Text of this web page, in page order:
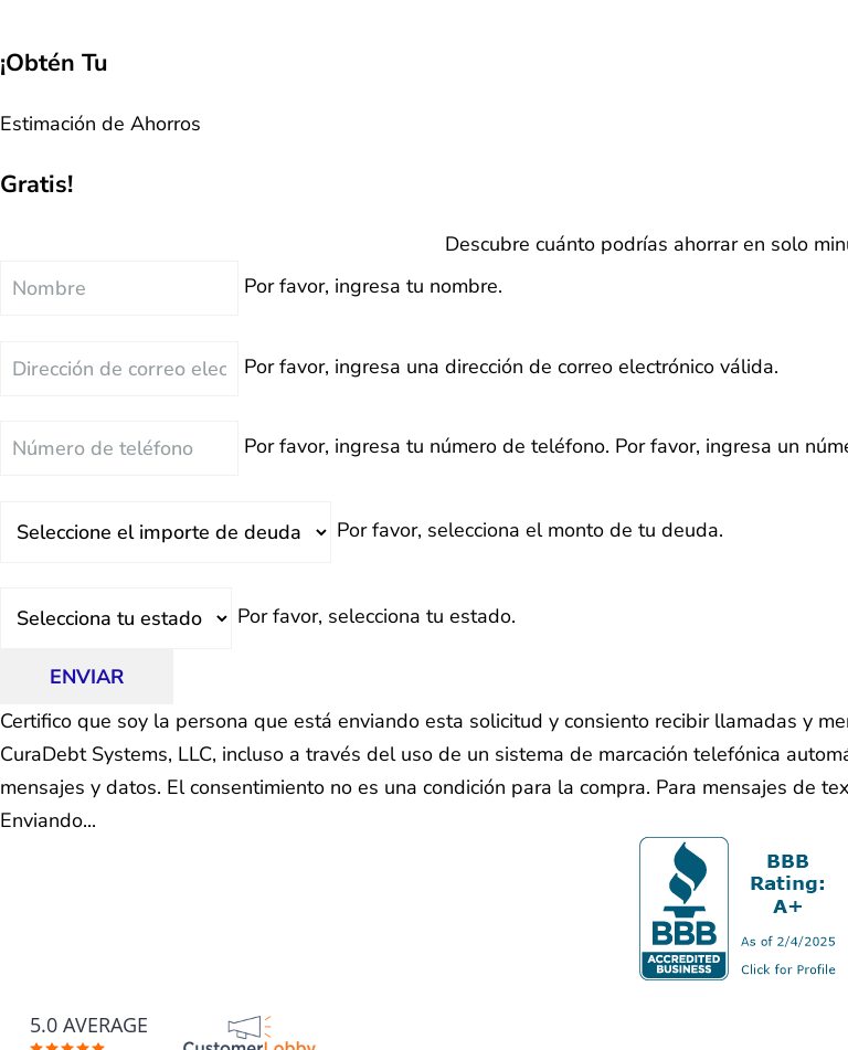
¡Obtén Tu
Estimación de Ahorros
Gratis!
Descubre cuánto podrías ahorrar en solo
Nombre
Por favor, ingresa tu nombre.
Correo
Por favor, ingresa una dirección de correo electrónico válida.
Teléfono Por favor, ingresa tu número de teléfono. Por favor, ingresa un
Por favor, selecciona el monto de tu deuda.
Por favor, selecciona tu estado.
ENVIAR
Certifico que soy la persona que está enviando esta solicitud y consiento recibir llamadas y
CuraDebt Systems, LLC, incluso a través del uso de un sistema de marcación telefónica
mensajes y datos. El consentimiento no es una condición para la compra. Para mensajes de
Enviando...
5.0 AVERAGE